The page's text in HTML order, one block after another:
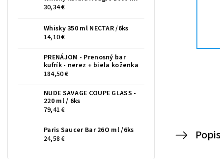
30,34 €
Whisky 350 ml NECTAR /6ks
14,10 €
PRENÁJOM - Prenosný bar
kufrík - nerez + biela koženka
184,50 €
NUDE SAVAGE COUPE GLASS -
220 ml / 6ks
79,41 €
Paris Saucer Bar 26O ml /6ks
24,58 €
Popis